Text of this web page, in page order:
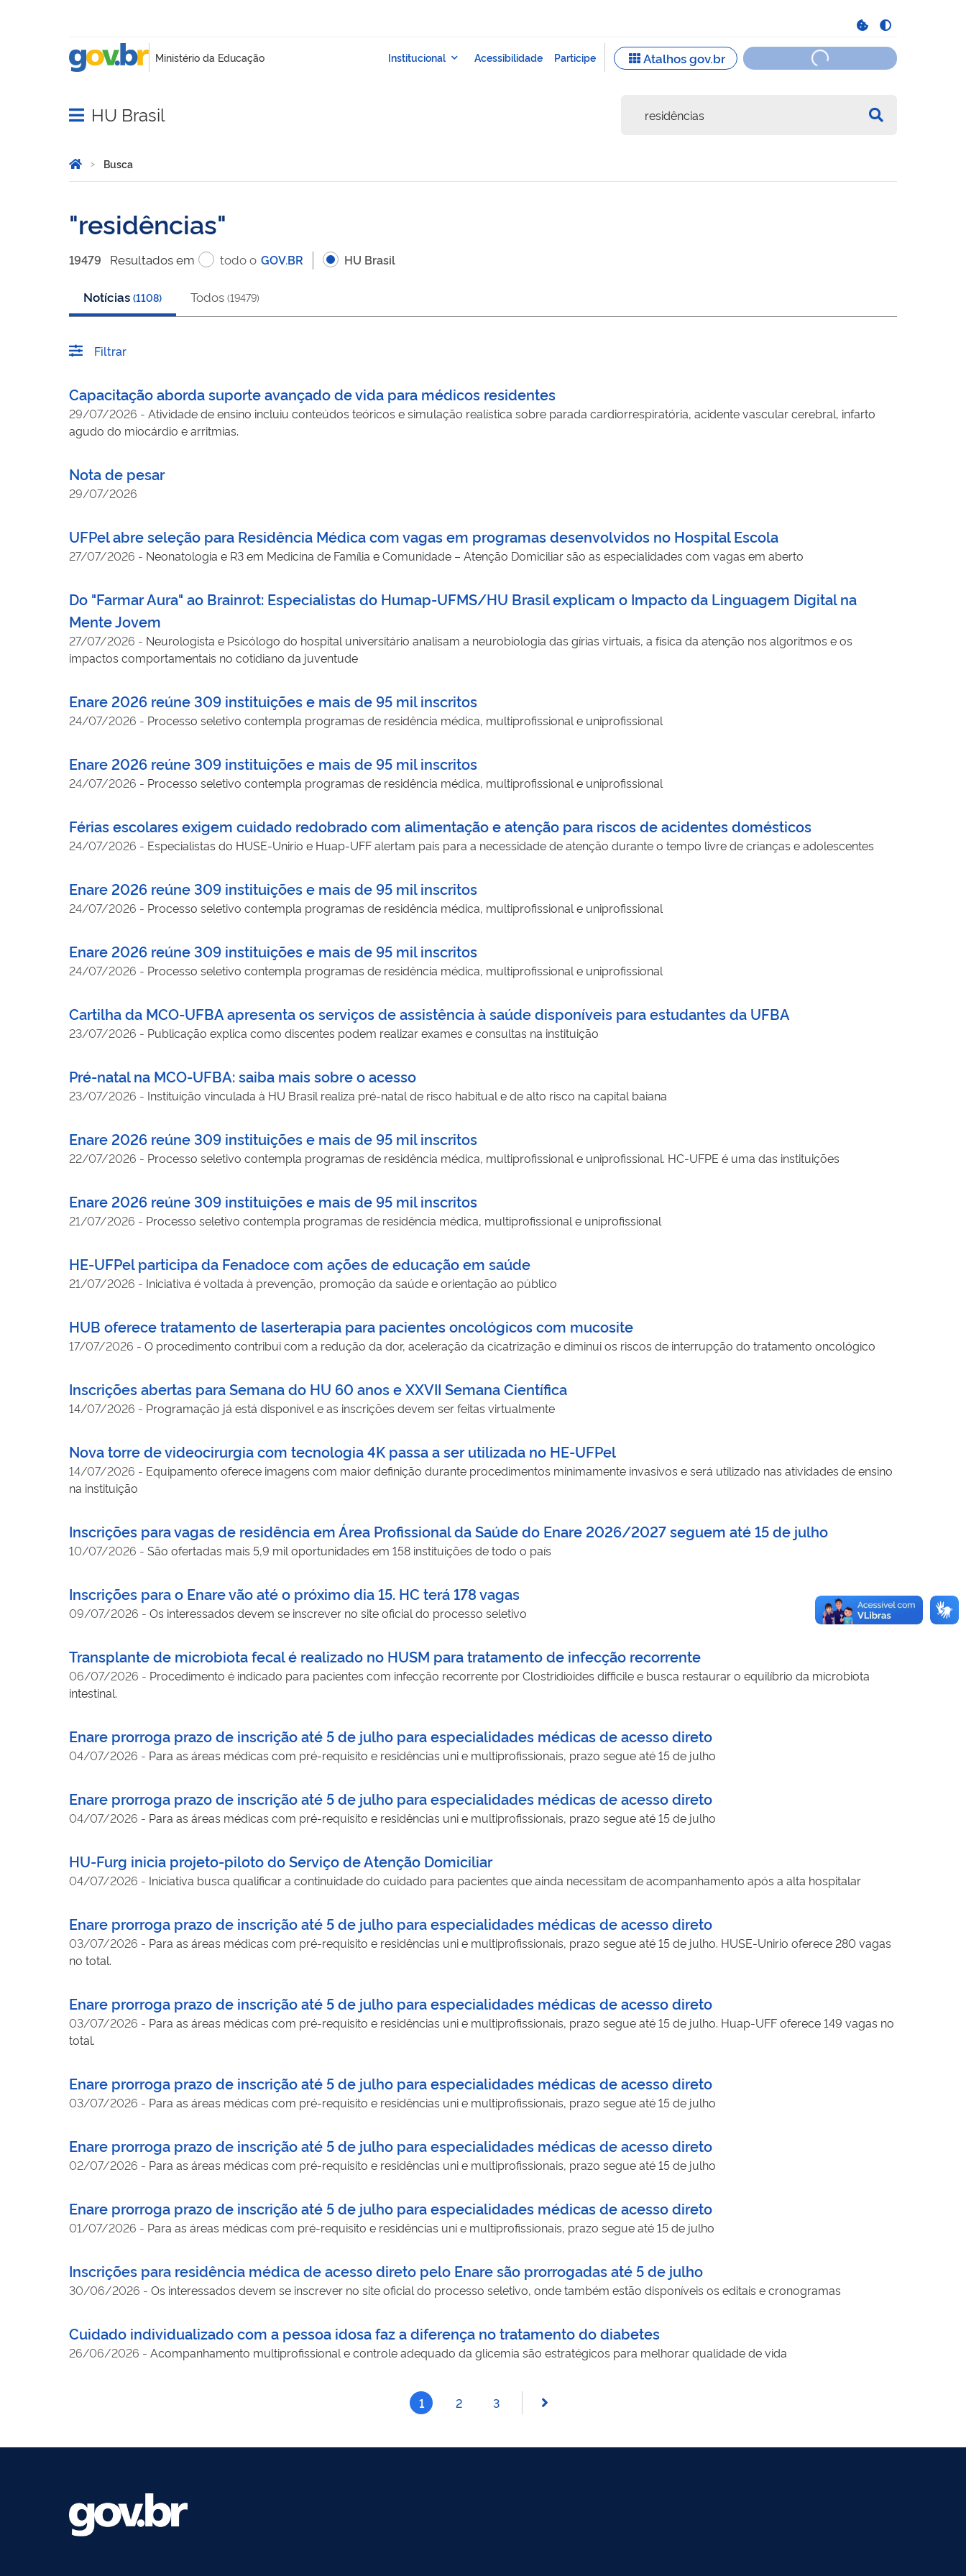
Abrir menu principal de navegação
HU Brasil
Você está aqui:
Página Inicial
Busca
residências
19479 Resultadosem todo o GOV.BR HU Brasil
Notícias (1108) Todos (19479)
Filtrar
Capacitação aborda suporte avançado de vida para médicos residentes
29/07/2026 - Atividade de ensino incluiu conteúdos teóricos e simulação realística sobre parada cardiorrespiratória, acidente vascular cerebral, infarto
agudo do miocárdio e arritmias.
Nota de pesar
29/07/2026
UFPel abre seleção para Residência Médica com vagas em programas desenvolvidos no Hospital Escola
27/07/2026 - Neonatologia e R3 em Medicina de Família e Comunidade – Atenção Domiciliar são as especialidades com vagas em aberto
Do "Farmar Aura" ao Brainrot: Especialistas do Humap-UFMS/HU Brasil explicam o Impacto da Linguagem Digital na
Mente Jovem
27/07/2026 - Neurologista e Psicólogo do hospital universitário analisam a neurobiologia das gírias virtuais, a física da atenção nos algoritmos e os
impactos comportamentais no cotidiano da juventude
Enare 2026 reúne 309 instituições e mais de 95 mil inscritos
24/07/2026 - Processo seletivo contempla programas de residência médica, multiprofissional e uniprofissional
Enare 2026 reúne 309 instituições e mais de 95 mil inscritos
24/07/2026 - Processo seletivo contempla programas de residência médica, multiprofissional e uniprofissional
Férias escolares exigem cuidado redobrado com alimentação e atenção para riscos de acidentes domésticos
24/07/2026 - Especialistas do HUSE-Unirio e Huap-UFF alertam pais para a necessidade de atenção durante o tempo livre de crianças e adolescentes
Enare 2026 reúne 309 instituições e mais de 95 mil inscritos
24/07/2026 - Processo seletivo contempla programas de residência médica, multiprofissional e uniprofissional
Enare 2026 reúne 309 instituições e mais de 95 mil inscritos
24/07/2026 - Processo seletivo contempla programas de residência médica, multiprofissional e uniprofissional
Cartilha da MCO-UFBA apresenta os serviços de assistência à saúde disponíveis para estudantes da UFBA
23/07/2026 - Publicação explica como discentes podem realizar exames e consultas na instituição
Pré-natal na MCO-UFBA: saiba mais sobre o acesso
23/07/2026 - Instituição vinculada à HU Brasil realiza pré-natal de risco habitual e de alto risco na capital baiana
Enare 2026 reúne 309 instituições e mais de 95 mil inscritos
22/07/2026 - Processo seletivo contempla programas de residência médica, multiprofissional e uniprofissional. HC-UFPE é uma das instituições
Enare 2026 reúne 309 instituições e mais de 95 mil inscritos
21/07/2026 - Processo seletivo contempla programas de residência médica, multiprofissional e uniprofissional
HE-UFPel participa da Fenadoce com ações de educação em saúde
21/07/2026 - Iniciativa é voltada à prevenção, promoção da saúde e orientação ao público
HUB oferece tratamento de laserterapia para pacientes oncológicos com mucosite
17/07/2026 - O procedimento contribui com a redução da dor, aceleração da cicatrização e diminui os riscos de interrupção do tratamento oncológico
Inscrições abertas para Semana do HU 60 anos e XXVII Semana Científica
14/07/2026 - Programação já está disponível e as inscrições devem ser feitas virtualmente
Nova torre de videocirurgia com tecnologia 4K passa a ser utilizada no HE-UFPel
14/07/2026 - Equipamento oferece imagens com maior definição durante procedimentos minimamente invasivos e será utilizado nas atividades de ensino
na instituição
Inscrições para vagas de residência em Área Profissional da Saúde do Enare 2026/2027 seguem até 15 de julho
10/07/2026 - São ofertadas mais 5,9 mil oportunidades em 158 instituições de todo o país
Inscrições para o Enare vão até o próximo dia 15. HC terá 178 vagas
09/07/2026 - Os interessados devem se inscrever no site oficial do processo seletivo
Transplante de microbiota fecal é realizado no HUSM para tratamento de infecção recorrente
06/07/2026 - Procedimento é indicado para pacientes com infecção recorrente por Clostridioides difficile e busca restaurar o equilíbrio da microbiota
intestinal.
Enare prorroga prazo de inscrição até 5 de julho para especialidades médicas de acesso direto
04/07/2026 - Para as áreas médicas com pré-requisito e residências uni e multiprofissionais, prazo segue até 15 de julho
Enare prorroga prazo de inscrição até 5 de julho para especialidades médicas de acesso direto
04/07/2026 - Para as áreas médicas com pré-requisito e residências uni e multiprofissionais, prazo segue até 15 de julho
HU-Furg inicia projeto-piloto do Serviço de Atenção Domiciliar
04/07/2026 - Iniciativa busca qualificar a continuidade do cuidado para pacientes que ainda necessitam de acompanhamento após a alta hospitalar
Enare prorroga prazo de inscrição até 5 de julho para especialidades médicas de acesso direto
03/07/2026 - Para as áreas médicas com pré-requisito e residências uni e multiprofissionais, prazo segue até 15 de julho. HUSE-Unirio oferece 280 vagas
no total.
Enare prorroga prazo de inscrição até 5 de julho para especialidades médicas de acesso direto
03/07/2026 - Para as áreas médicas com pré-requisito e residências uni e multiprofissionais, prazo segue até 15 de julho. Huap-UFF oferece 149 vagas no
total.
Enare prorroga prazo de inscrição até 5 de julho para especialidades médicas de acesso direto
03/07/2026 - Para as áreas médicas com pré-requisito e residências uni e multiprofissionais, prazo segue até 15 de julho
Enare prorroga prazo de inscrição até 5 de julho para especialidades médicas de acesso direto
02/07/2026 - Para as áreas médicas com pré-requisito e residências uni e multiprofissionais, prazo segue até 15 de julho
Enare prorroga prazo de inscrição até 5 de julho para especialidades médicas de acesso direto
01/07/2026 - Para as áreas médicas com pré-requisito e residências uni e multiprofissionais, prazo segue até 15 de julho
Inscrições para residência médica de acesso direto pelo Enare são prorrogadas até 5 de julho
30/06/2026 - Os interessados devem se inscrever no site oficial do processo seletivo, onde também estão disponíveis os editais e cronogramas
Cuidado individualizado com a pessoa idosa faz a diferença no tratamento do diabetes
26/06/2026 - Acompanhamento multiprofissional e controle adequado da glicemia são estratégicos para melhorar qualidade de vida
1 2 3